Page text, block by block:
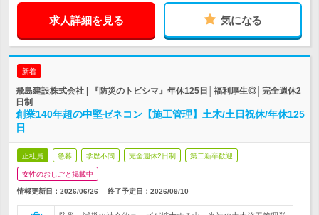
求人詳細を見る 気になる
新着
飛島建設株式会社 | 『防災のトビシマ』年休125日│福利厚生◎│完全週休2
日制
創業140年超の中堅ゼネコン【施工管理】土木/土日祝休/年休125
日
正社員 急募 学歴不問 完全週休2日制 第二新卒歓迎
女性のおしごと掲載中
情報更新日：2026/06/26 終了予定日： 2026/09/10